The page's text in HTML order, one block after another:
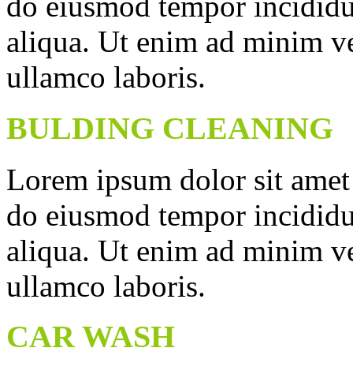
aliqua. Ut enim ad minim
ullamco laboris.
BULDING CLEANING
Lorem ipsum dolor sit
do eiusmod tempor
aliqua. Ut enim ad minim
ullamco laboris.
CAR WASH